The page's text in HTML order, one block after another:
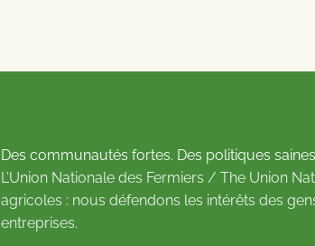
Des communautés fortes. Des politiques
L’Union Nationale des Fermiers / The Union
agricoles : nous défendons les intérêts des
entreprises.